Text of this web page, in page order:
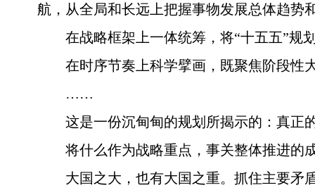
航，从全局和长远上把握事物发展总体趋势
在战略框架上一体统筹，将“十五五”规
在时序节奏上科学擘画，既聚焦阶段性
……
这是一份沉甸甸的规划所揭示的：真正
将什么作为战略重点，事关整体推进的
大国之大，也有大国之重。抓住主要矛